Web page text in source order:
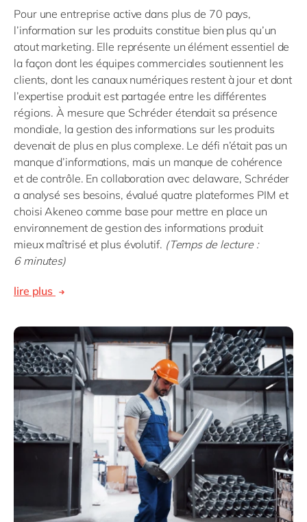
Pour une entreprise active dans plus de 70 pays,
l’information sur les produits constitue bien plus qu’un
atout marketing. Elle représente un élément essentiel de
la façon dont les équipes commerciales soutiennent les
clients, dont les canaux numériques restent à jour et dont
l’expertise produit est partagée entre les différentes
régions. À mesure que Schréder étendait sa présence
mondiale, la gestion des informations sur les produits
devenait de plus en plus complexe. Le défi n’était pas un
manque d’informations, mais un manque de cohérence
et de contrôle. En collaboration avec delaware, Schréder
a analysé ses besoins, évalué quatre plateformes PIM et
choisi Akeneo comme base pour mettre en place un
environnement de gestion des informations produit
mieux maîtrisé et plus évolutif. (Temps de lecture :
6 minutes)
lire plus